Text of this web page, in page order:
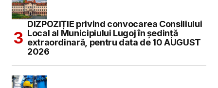
DIZPOZIȚIE privind convocarea Consiliului
Local al Municipiului Lugoj în şedinţă
extraordinară, pentru data de 10 AUGUST
2026